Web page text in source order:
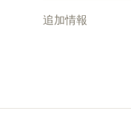
追加情報